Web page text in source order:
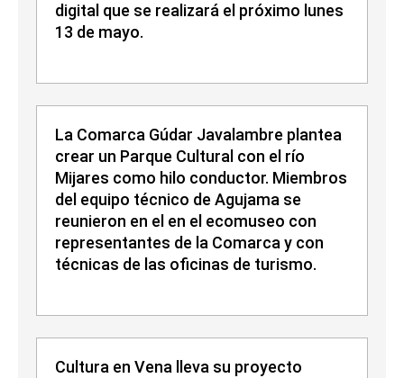
digital que se realizará el próximo lunes
13 de mayo.
La Comarca Gúdar Javalambre plantea
crear un Parque Cultural con el río
Mijares como hilo conductor. Miembros
del equipo técnico de Agujama se
reunieron en el en el ecomuseo con
representantes de la Comarca y con
técnicas de las oficinas de turismo.
Cultura en Vena lleva su proyecto